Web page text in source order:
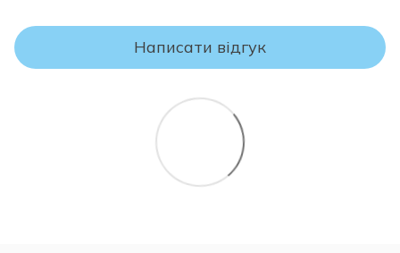
транспортування та зберігання товару.
УВАГА!
Будь ласка, перевіряйте комплектність і відповідність
Якщо Ви не впевнені у виборі матраца – не розпаковуйте
його, оскільки після зняття заводського упаковання матрац
вважається таким, який був у використанні та
ПОВЕРНЕННЮ чи ОБМІНУ НЕ ПІДЛЯГАЄ!
Написати відгук